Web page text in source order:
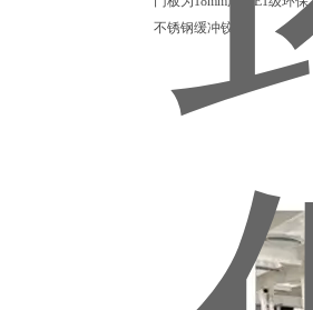
不锈钢缓冲铰链。